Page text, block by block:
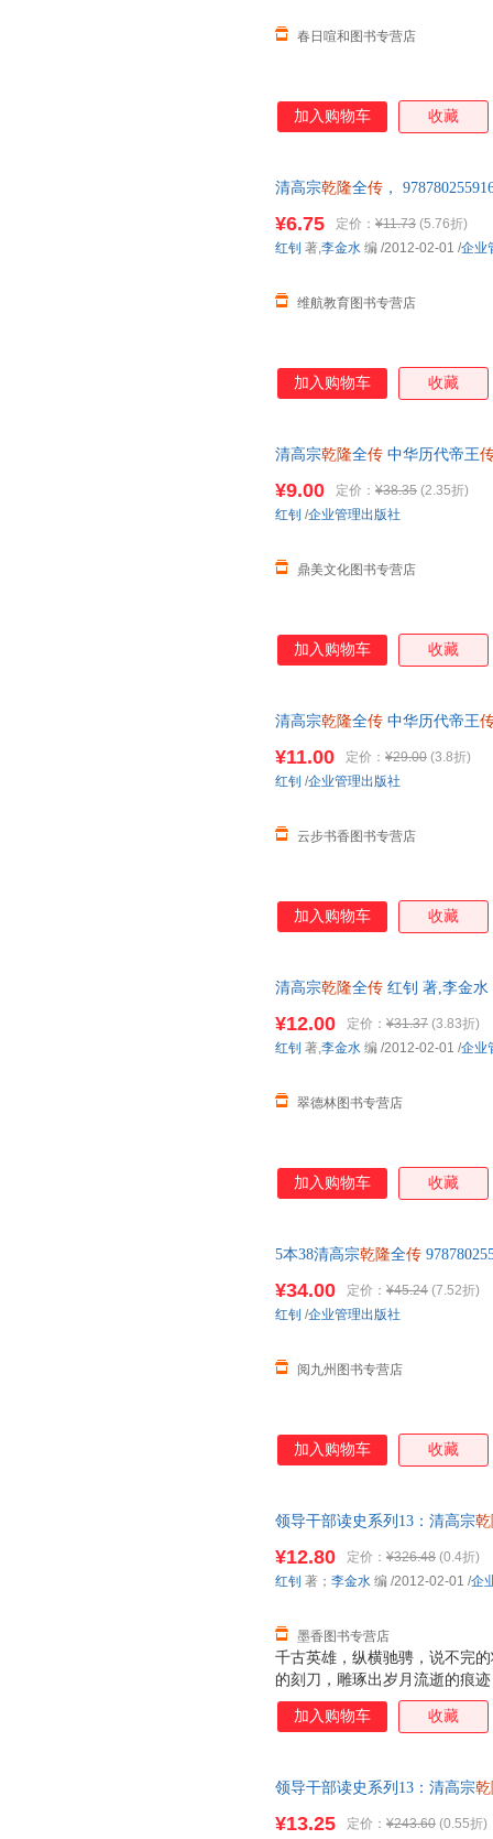
春日喧和图书专营店
加入购物车 收藏
清高宗乾隆全传 ，
¥6.75 定价： ¥11.73 (5.76折)
维航教育图书专营店
红钊 著,李金水 编 /2012-02-01 /企业
加入购物车 收藏
清高宗乾隆全传 中华历代帝王
¥9.00 定价： ¥38.35 (2.35折)
鼎美文化图书专营店
红钊 /企业管理出版社
加入购物车 收藏
清高宗乾隆全传 中华历代帝王
¥11.00 定价： ¥29.00 (3.8折)
云步书香图书专营店
红钊 /企业管理出版社
加入购物车 收藏
清高宗乾隆全传 红钊 著,李金
¥12.00 定价： ¥31.37 (3.83折)
翠德林图书专营店
红钊 著,李金水 编 /2012-02-01 /企业
加入购物车 收藏
5本38清高宗乾隆全传
¥34.00 定价： ¥45.24 (7.52折)
阅九州图书专营店
红钊 /企业管理出版社
加入购物车 收藏
领导干部读史系列13：清高宗
千古英雄，纵横驰骋，说不完
的刻刀，雕琢出岁月流逝的痕
欲望和人性的集中碰撞之地--
和济世情怀，如何平衡？把事
活、精神生活中立体展现，着
状态，决定着整个社会的文明
¥12.80 定价： ¥326.48 (0.4折)
墨香图书专营店
红钊 著； 李金水 编 /2012-02-01 /企
加入购物车 收藏
领导干部读史系列13：清高宗
¥13.25 定价： ¥243.60 (0.55折)